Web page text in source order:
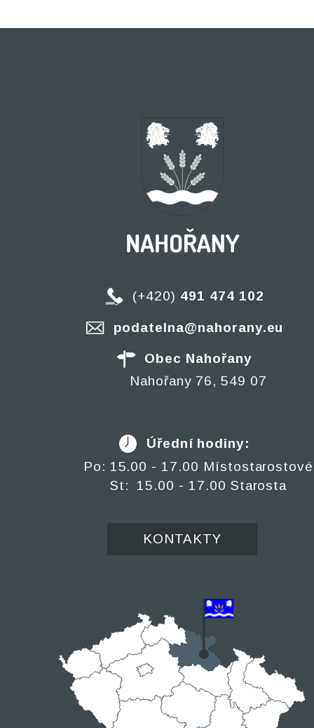
(+420) 491 474 102
podatelna@nahorany.eu
Obec Nahořany
Nahořany 76, 549 07
Úřední hodiny:
Po: 15.00 - 17.00 Místostarostové
St: 15.00 - 17.00 Starosta
KONTAKTY